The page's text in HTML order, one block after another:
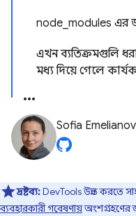
node_modules এর
এখন ব্যতিক্রমগুলি
মধ্য দিয়ে গেলে
Sofia
দ্রষ্টব্য:DevTools উন্নত করতে
ব্যবহারকারী গবেষণায়